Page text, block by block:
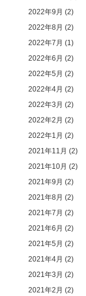
2022年9月 (2)
2022年8月 (2)
2022年7月 (1)
2022年6月 (2)
2022年5月 (2)
2022年4月 (2)
2022年3月 (2)
2022年2月 (2)
2022年1月 (2)
2021年11月 (2)
2021年10月 (2)
2021年9月 (2)
2021年8月 (2)
2021年7月 (2)
2021年6月 (2)
2021年5月 (2)
2021年4月 (2)
2021年3月 (2)
2021年2月 (2)